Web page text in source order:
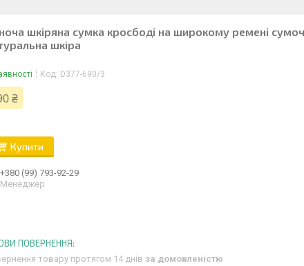
шкіряна сумка кросбоді на широкому ремені
шкіра
Код: D377-690/3
₴
Купити
+380 (99) 793-92-29
Менеджер
товару протягом 14 днів за домовленістю